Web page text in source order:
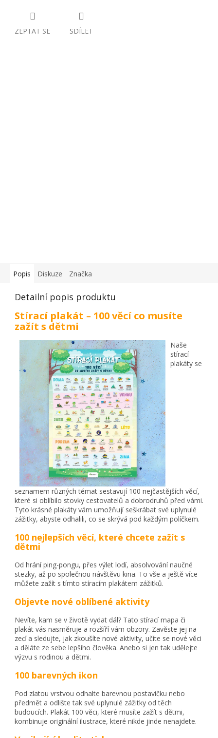
ZEPTAT SE SDÍLET
Popis Diskuze Značka
Detailní popis produktu
Stírací plakát – 100 věcí co musíte
zažít s dětmi
Naše
stírací
plakáty se
seznamem různých témat sestavují 100 nejčastějších věcí,
které si oblíbilo stovky cestovatelů a dobrodruhů před vámi.
Tyto krásné plakáty vám umožňují seškrábat své uplynulé
zážitky, abyste odhalili, co se skrývá pod každým políčkem.
100 nejlepších věcí, které chcete zažít s
dětmi
Od hrání ping-pongu, přes výlet lodí, absolvování naučné
stezky, až po společnou návštěvu kina. To vše a ještě více
můžete zažít s tímto stíracím plakátem zážitků.
Objevte nové oblíbené aktivity
Nevíte, kam se v životě vydat dál? Tato stírací mapa či
plakát vás nasměruje a rozšíří vám obzory. Zavěste jej na
zeď a sledujte, jak zkoušíte nové aktivity, učíte se nové věci
a děláte ze sebe lepšího člověka. Anebo si jen tak udělejte
výzvu s rodinou a dětmi.
100 barevných ikon
Pod zlatou vrstvou odhalte barevnou postavičku nebo
předmět a odlište tak své uplynulé zážitky od těch
budoucích. Plakát 100 věci, které musíte zažít s dětmi,
kombinuje originální ilustrace, které nikde jinde nenajdete.